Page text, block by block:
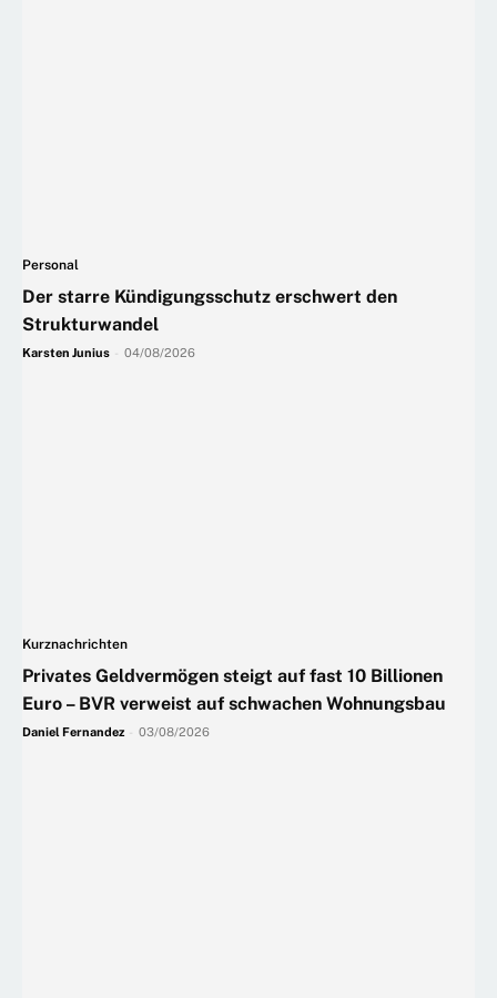
Personal
Der starre Kündigungsschutz erschwert den
Strukturwandel
Karsten Junius 04/08/2026
Kurznachrichten
Privates Geldvermögen steigt auf fast 10 Billionen
Euro – BVR verweist auf schwachen Wohnungsbau
Daniel Fernandez 03/08/2026